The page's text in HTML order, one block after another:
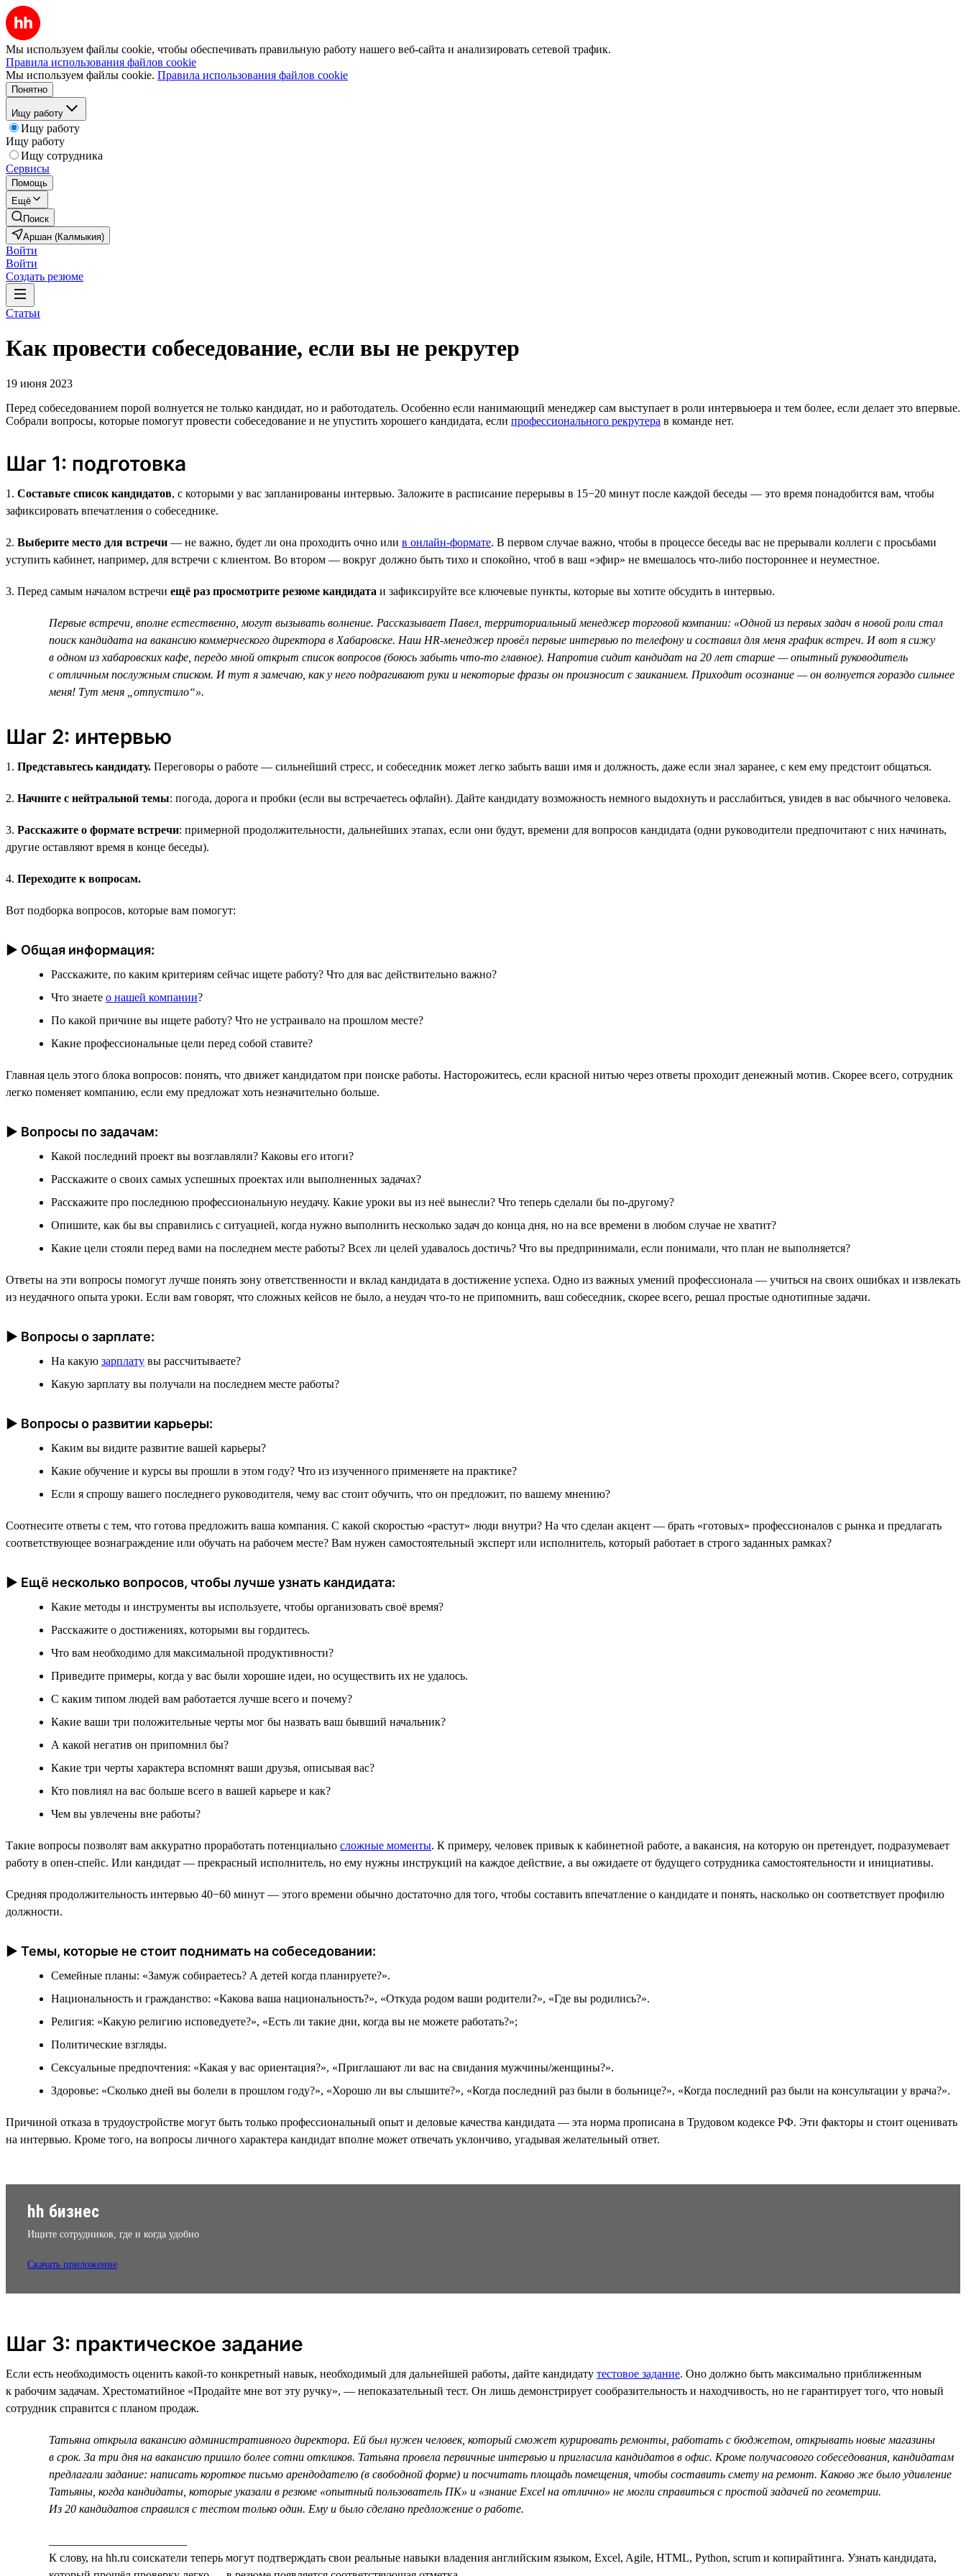
Мы используем файлы cookie, чтобы обеспечивать правильную работу нашего веб-сайта и анализировать сетевой трафик.
Правила использования файлов cookie
Мы используем файлы cookie. Правила использования файлов cookie
Понятно
Ищу работу
Ищу работу
Ищу работу
Ищу сотрудника
Сервисы
Помощь
Ещё
Поиск
Аршан (Калмыкия)
Войти
Войти
Создать резюме
Статьи
Как провести собеседование, если вы не рекрутер
19 июня 2023
Перед собеседованием порой волнуется не только кандидат, но и работодатель. Особенно если нанимающий менеджер сам выступает в роли интервьюера и тем более, если делает это впервые.
Собрали вопросы, которые помогут провести собеседование и не упустить хорошего кандидата, если профессионального рекрутера в команде нет.
Шаг 1: подготовка
1. Составьте список кандидатов, с которыми у вас запланированы интервью. Заложите в расписание перерывы в 15−20 минут после каждой беседы — это время понадобится вам, чтобы
зафиксировать впечатления о собеседнике.
2. Выберите место для встречи — не важно, будет ли она проходить очно или в онлайн-формате. В первом случае важно, чтобы в процессе беседы вас не прерывали коллеги с просьбами
уступить кабинет, например, для встречи с клиентом. Во втором — вокруг должно быть тихо и спокойно, чтоб в ваш «эфир» не вмешалось что-либо постороннее и неуместное.
3. Перед самым началом встречи ещё раз просмотрите резюме кандидата и зафиксируйте все ключевые пункты, которые вы хотите обсудить в интервью.
Первые встречи, вполне естественно, могут вызывать волнение. Рассказывает Павел, территориальный менеджер торговой компании: «Одной из первых задач в новой роли стал
поиск кандидата на вакансию коммерческого директора в Хабаровске. Наш HR-менеджер провёл первые интервью по телефону и составил для меня график встреч. И вот я сижу
в одном из хабаровских кафе, передо мной открыт список вопросов (боюсь забыть что-то главное). Напротив сидит кандидат на 20 лет старше — опытный руководитель
с отличным послужным списком. И тут я замечаю, как у него подрагивают руки и некоторые фразы он произносит с заиканием. Приходит осознание — он волнуется гораздо сильнее
меня! Тут меня „отпустило“».
Шаг 2: интервью
1. Представьтесь кандидату. Переговоры о работе — сильнейший стресс, и собеседник может легко забыть ваши имя и должность, даже если знал заранее, с кем ему предстоит общаться.
2. Начните с нейтральной темы: погода, дорога и пробки (если вы встречаетесь офлайн). Дайте кандидату возможность немного выдохнуть и расслабиться, увидев в вас обычного человека.
3. Расскажите о формате встречи: примерной продолжительности, дальнейших этапах, если они будут, времени для вопросов кандидата (одни руководители предпочитают с них начинать,
другие оставляют время в конце беседы).
4. Переходите к вопросам.
Вот подборка вопросов, которые вам помогут:
► Общая информация:
Расскажите, по каким критериям сейчас ищете работу? Что для вас действительно важно?
Что знаете о нашей компании?
По какой причине вы ищете работу? Что не устраивало на прошлом месте?
Какие профессиональные цели перед собой ставите?
Главная цель этого блока вопросов: понять, что движет кандидатом при поиске работы. Насторожитесь, если красной нитью через ответы проходит денежный мотив. Скорее всего, сотрудник
легко поменяет компанию, если ему предложат хоть незначительно больше.
► Вопросы по задачам:
Какой последний проект вы возглавляли? Каковы его итоги?
Расскажите о своих самых успешных проектах или выполненных задачах?
Расскажите про последнюю профессиональную неудачу. Какие уроки вы из неё вынесли? Что теперь сделали бы по-другому?
Опишите, как бы вы справились с ситуацией, когда нужно выполнить несколько задач до конца дня, но на все времени в любом случае не хватит?
Какие цели стояли перед вами на последнем месте работы? Всех ли целей удавалось достичь? Что вы предпринимали, если понимали, что план не выполняется?
Ответы на эти вопросы помогут лучше понять зону ответственности и вклад кандидата в достижение успеха. Одно из важных умений профессионала — учиться на своих ошибках и извлекать
из неудачного опыта уроки. Если вам говорят, что сложных кейсов не было, а неудач что-то не припомнить, ваш собеседник, скорее всего, решал простые однотипные задачи.
► Вопросы о зарплате:
На какую зарплату вы рассчитываете?
Какую зарплату вы получали на последнем месте работы?
► Вопросы о развитии карьеры:
Каким вы видите развитие вашей карьеры?
Какие обучение и курсы вы прошли в этом году? Что из изученного применяете на практике?
Если я спрошу вашего последнего руководителя, чему вас стоит обучить, что он предложит, по вашему мнению?
Соотнесите ответы с тем, что готова предложить ваша компания. С какой скоростью «растут» люди внутри? На что сделан акцент — брать «готовых» профессионалов с рынка и предлагать
соответствующее вознаграждение или обучать на рабочем месте? Вам нужен самостоятельный эксперт или исполнитель, который работает в строго заданных рамках?
► Ещё несколько вопросов, чтобы лучше узнать кандидата:
Какие методы и инструменты вы используете, чтобы организовать своё время?
Расскажите о достижениях, которыми вы гордитесь.
Что вам необходимо для максимальной продуктивности?
Приведите примеры, когда у вас были хорошие идеи, но осуществить их не удалось.
С каким типом людей вам работается лучше всего и почему?
Какие ваши три положительные черты мог бы назвать ваш бывший начальник?
А какой негатив он припомнил бы?
Какие три черты характера вспомнят ваши друзья, описывая вас?
Кто повлиял на вас больше всего в вашей карьере и как?
Чем вы увлечены вне работы?
Такие вопросы позволят вам аккуратно проработать потенциально сложные моменты. К примеру, человек привык к кабинетной работе, а вакансия, на которую он претендует, подразумевает
работу в опен-спейс. Или кандидат — прекрасный исполнитель, но ему нужны инструкций на каждое действие, а вы ожидаете от будущего сотрудника самостоятельности и инициативы.
Средняя продолжительность интервью 40−60 минут — этого времени обычно достаточно для того, чтобы составить впечатление о кандидате и понять, насколько он соответствует профилю
должности.
► Темы, которые не стоит поднимать на собеседовании:
Семейные планы: «Замуж собираетесь? А детей когда планируете?».
Национальность и гражданство: «Какова ваша национальность?», «Откуда родом ваши родители?», «Где вы родились?».
Религия: «Какую религию исповедуете?», «Есть ли такие дни, когда вы не можете работать?»;
Политические взгляды.
Сексуальные предпочтения: «Какая у вас ориентация?», «Приглашают ли вас на свидания мужчины/женщины?».
Здоровье: «Сколько дней вы болели в прошлом году?», «Хорошо ли вы слышите?», «Когда последний раз были в больнице?», «Когда последний раз были на консультации у врача?».
Причиной отказа в трудоустройстве могут быть только профессиональный опыт и деловые качества кандидата — эта норма прописана в Трудовом кодексе РФ. Эти факторы и стоит оценивать
на интервью. Кроме того, на вопросы личного характера кандидат вполне может отвечать уклончиво, угадывая желательный ответ.
hh бизнес
Ищите сотрудников, где и когда удобно
Скачать приложение
Шаг 3: практическое задание
Если есть необходимость оценить какой-то конкретный навык, необходимый для дальнейшей работы, дайте кандидату тестовое задание. Оно должно быть максимально приближенным
к рабочим задачам. Хрестоматийное «Продайте мне вот эту ручку», — непоказательный тест. Он лишь демонстрирует сообразительность и находчивость, но не гарантирует того, что новый
сотрудник справится с планом продаж.
Татьяна открыла вакансию административного директора. Ей был нужен человек, который сможет курировать ремонты, работать с бюджетом, открывать новые магазины
в срок. За три дня на вакансию пришло более сотни откликов. Татьяна провела первичные интервью и пригласила кандидатов в офис. Кроме получасового собеседования, кандидатам
предлагали задание: написать короткое письмо арендодателю (в свободной форме) и посчитать площадь помещения, чтобы составить смету на ремонт. Каково же было удивление
Татьяны, когда кандидаты, которые указали в резюме «опытный пользователь ПК» и «знание Excel на отлично» не могли справиться с простой задачей по геометрии.
Из 20 кандидатов справился с тестом только один. Ему и было сделано предложение о работе.
К слову, на hh.ru соискатели теперь могут подтверждать свои реальные навыки владения английским языком, Excel, Agile, HTML, Python, scrum и копирайтинга. Узнать кандидата,